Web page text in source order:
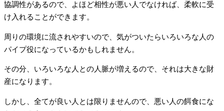
協調性があるので、よほど相性が悪い人でなければ、柔軟に受
け入れることができます。
周りの環境に流されやすいので、気がついたらいろいろな人の
パイプ役になっているかもしれません。
その分、いろいろな人との人脈が増えるので、それは大きな財
産になります。
しかし、全てが良い人とは限りませんので、悪い人の餌食にな